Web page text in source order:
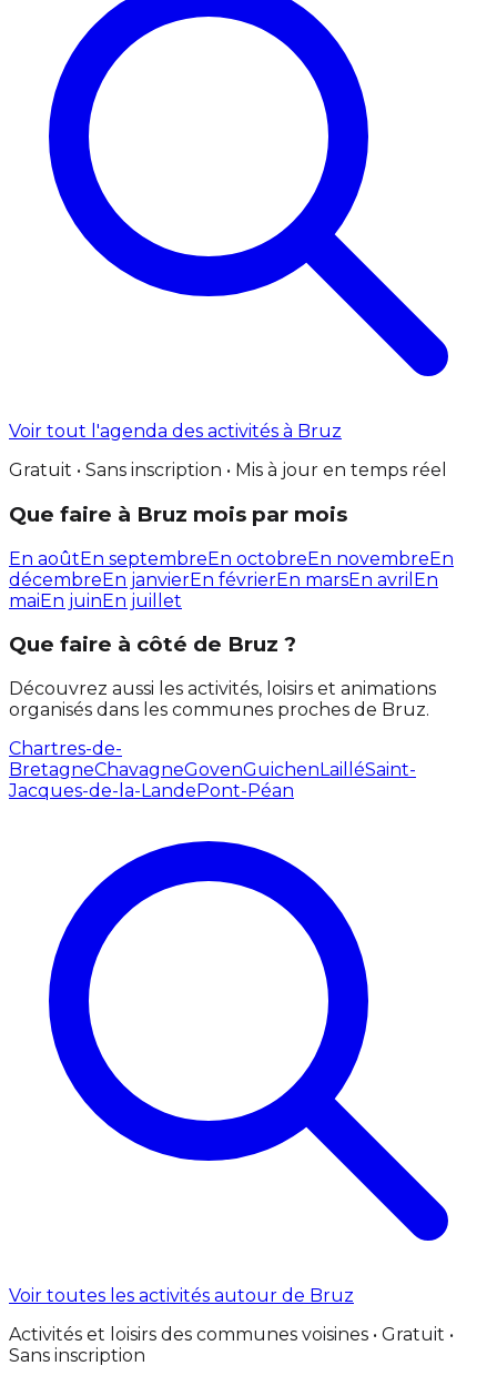
Voir tout l'agenda des activités à Bruz
Gratuit • Sans inscription • Mis à jour en temps réel
Que faire à Bruz mois par mois
En aoûtEn septembreEn octobreEn novembreEn
décembreEn janvierEn févrierEn marsEn avril En
maiEn juinEn juillet
Que faire à côté de Bruz ?
Découvrez aussi les activités, loisirs et animations
organisés dans les communes proches de Bruz.
Chartres-de-
BretagneChavagneGovenGuichenLailléSaint-
Jacques-de-la-LandePont-Péan
Voir toutes les activités autour de Bruz
Activités et loisirs des communes voisines • Gratuit •
Sans inscription